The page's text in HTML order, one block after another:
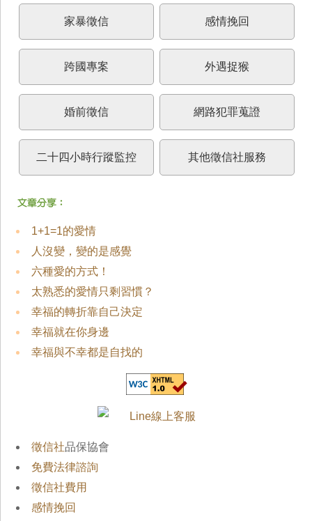
家暴徵信 感情挽回
跨國專案 外遇捉猴
婚前徵信 網路犯罪蒐證
二十四小時行蹤監控 其他徵信社服務
1+1=1的愛情
人沒變，變的是感覺
六種愛的方式！
太熟悉的愛情只剩習慣？
幸福的轉折靠自己決定
幸福就在你身邊
幸福與不幸都是自找的
徵信社品保協會
免費法律諮詢
徵信社費用
感情挽回